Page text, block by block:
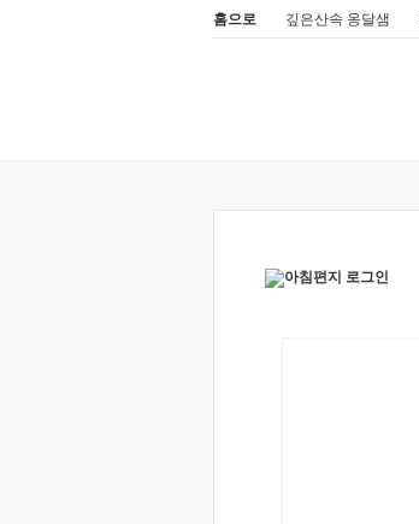
홈으로 깊은산속 옹달샘